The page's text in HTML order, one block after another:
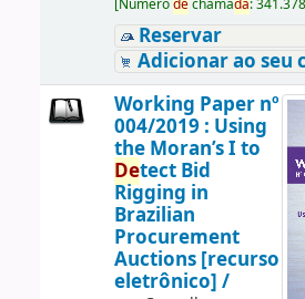
[Númerodechamada:
Reservar
Adicionar ao seu
Working Paper nº
004/2019 : Using
the Moran’s I to
Detect Bid
Rigging in
Brazilian
Procurement
Auctions [recurso
eletrônico] /